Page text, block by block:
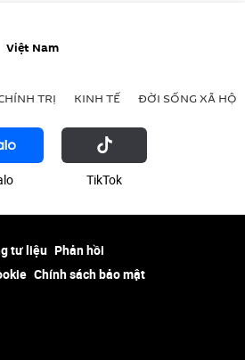
Việt Nam
TRỊ KINH TẾ ĐỜI SỐNG XÃ HỘI
ТikТоk
tư liệu Phản hồi
Chính sách bảo mật